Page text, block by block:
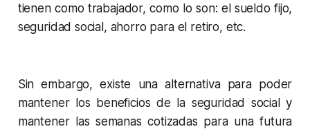
tienen como trabajador, como lo son: el sueldo fijo,
seguridad social, ahorro para el retiro, etc.
Sin embargo, existe una alternativa para poder
mantener los beneficios de la seguridad social y
mantener las semanas cotizadas para una futura